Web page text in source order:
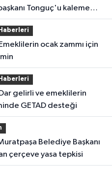
Tonguç'u kaleme
GETAD desteği
çerçeve yasa tepkisi